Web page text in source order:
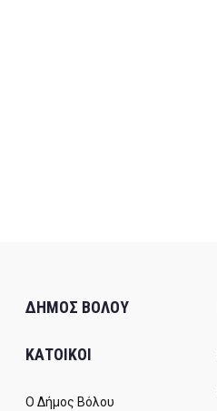
ΔΗΜΟΣ ΒΟΛΟΥ
ΚΑΤΟΙΚΟΙ
Ο Δήμος Βόλου